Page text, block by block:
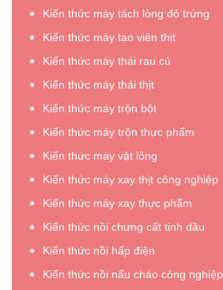
Kiến thức máy tách lòng đỏ trứng
Kiến thức máy tạo viên thịt
Kiến thức máy thái rau củ
Kiến thức máy thái thịt
Kiến thức máy trộn bột
Kiến thức máy trộn thực phẩm
Kiến thức máy vặt lông
Kiến thức máy xay thịt công nghiệp
Kiến thức máy xay thực phẩm
Kiến thức nồi chưng cất tinh dầu
Kiến thức nồi hấp điện
Kiến thức nồi nấu cháo công nghiệp